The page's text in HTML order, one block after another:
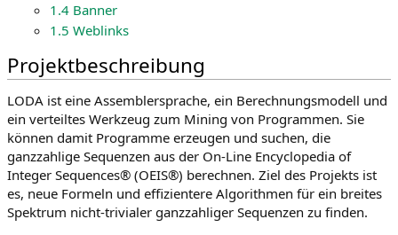
1.4 Banner
1.5 Weblinks
Projektbeschreibung
LODA ist eine Assemblersprache, ein Berechnungsmodell und
ein verteiltes Werkzeug zum Mining von Programmen. Sie
können damit Programme erzeugen und suchen, die
ganzzahlige Sequenzen aus der On-Line Encyclopedia of
Integer Sequences® (OEIS®) berechnen. Ziel des Projekts ist
es, neue Formeln und effizientere Algorithmen für ein breites
Spektrum nicht-trivialer ganzzahliger Sequenzen zu finden.